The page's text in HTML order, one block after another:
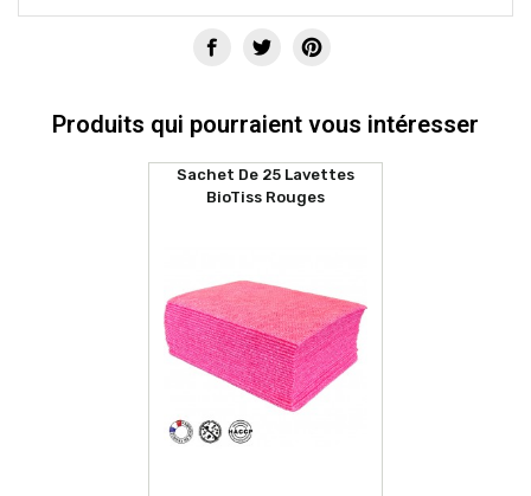
Produits qui pourraient vous intéresser
Sachet De 25 Lavettes
BioTiss Rouges